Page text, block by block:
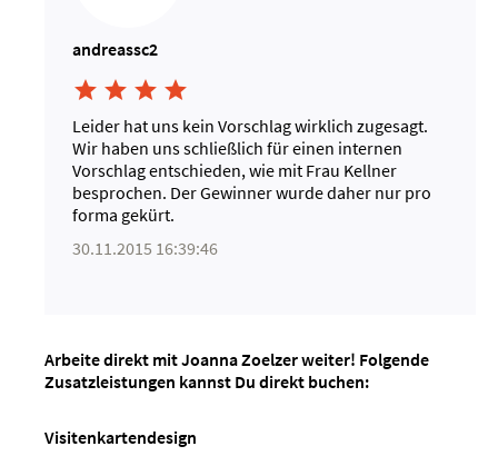
andreassc2
   
Leider hat uns kein Vorschlag wirklich zugesagt.
Wir haben uns schließlich für einen internen
Vorschlag entschieden, wie mit Frau Kellner
besprochen. Der Gewinner wurde daher nur pro
forma gekürt.
30.11.2015 16:39:46
Arbeite direkt mit Joanna Zoelzer weiter! Folgende
Zusatzleistungen kannst Du direkt buchen:
Visitenkartendesign